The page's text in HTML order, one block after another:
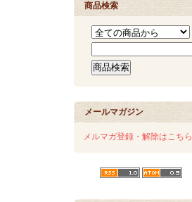
商品検索
メールマガジン
メルマガ登録・解除はこちら